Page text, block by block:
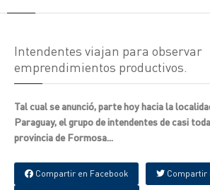
Intendentes viajan para observar
emprendimientos productivos.
Tal cual se anunció, parte hoy hacia la
Paraguay, el grupo de intendentes de casi
provincia de Formosa...
Compartir en Facebook Compartir